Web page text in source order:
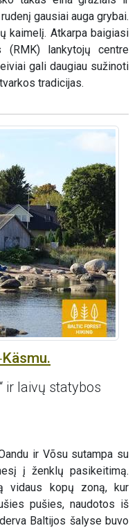
gausiai auga grybai.
kaimelį. Atkarpa baigiasi
(RMK) lankytojų centre
gali daugiau sužinoti
tradicijas.
ir laivų statybos
ir Võsu sutampa su
į ženklų pasikeitimą.
vidaus kopų zoną, kur
pušies, naudotos iš
Baltijos šalyse buvo